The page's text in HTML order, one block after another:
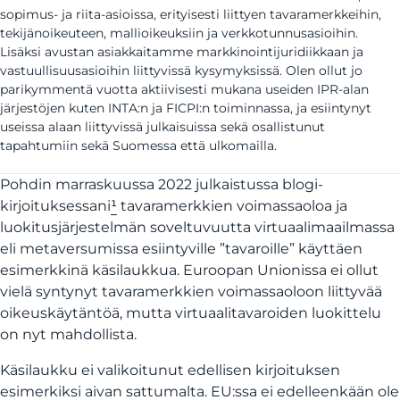
sopimus- ja riita-asioissa, erityisesti liittyen tavaramerkkeihin,
tekijänoikeuteen, mallioikeuksiin ja verkkotunnusasioihin.
Lisäksi avustan asiakkaitamme markkinointijuridiikkaan ja
vastuullisuusasioihin liittyvissä kysymyksissä. Olen ollut jo
parikymmentä vuotta aktiivisesti mukana useiden IPR-alan
järjestöjen kuten INTA:n ja FICPI:n toiminnassa, ja esiintynyt
useissa alaan liittyvissä julkaisuissa sekä osallistunut
tapahtumiin sekä Suomessa että ulkomailla.
Pohdin marraskuussa 2022 julkaistussa blogi-
kirjoituksessani¹ tavaramerkkien voimassaoloa ja
luokitusjärjestelmän soveltuvuutta virtuaalimaailmassa
eli metaversumissa esiintyville ”tavaroille” käyttäen
esimerkkinä käsilaukkua. Euroopan Unionissa ei ollut
vielä syntynyt tavaramerkkien voimassaoloon liittyvää
oikeuskäytäntöä, mutta virtuaalitavaroiden luokittelu
on nyt mahdollista.
Käsilaukku ei valikoitunut edellisen kirjoituksen
esimerkiksi aivan sattumalta. EU:ssa ei edelleenkään ole